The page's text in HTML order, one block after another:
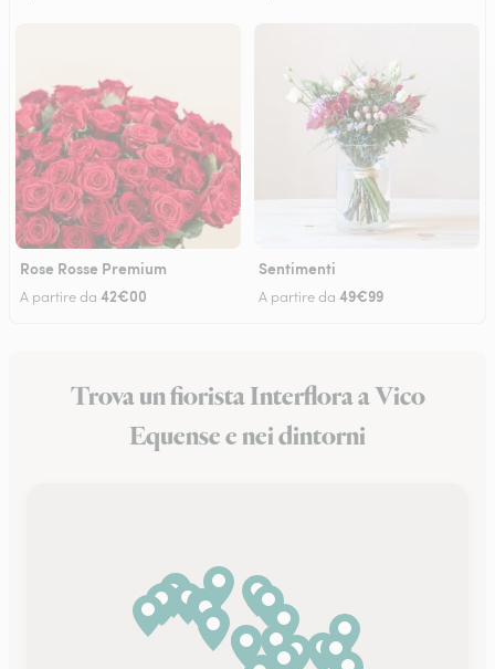
Rose Rosse Premium
A partire da 42€00
Sentimenti
A partire da 49€99
Trova un fiorista Interflora a Vico
Equense e nei dintorni